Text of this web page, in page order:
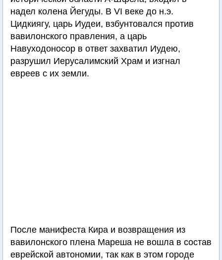
надел колена Йегуды. В VI веке до н.э.
Цидкиягу, царь Иудеи, взбунтовался против
вавилонского правления, а царь
Навуходоносор в ответ захватил Иудею,
разрушил Иерусалимский Храм и изгнал
евреев с их земли.
После манифеста Кира и возвращения из
вавилонского плена Мареша не вошла в состав
еврейской автономии, так как в этом городе